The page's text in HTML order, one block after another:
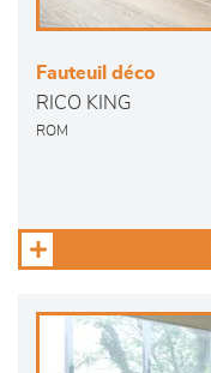
Fauteuil déco
RICO KING
ROM